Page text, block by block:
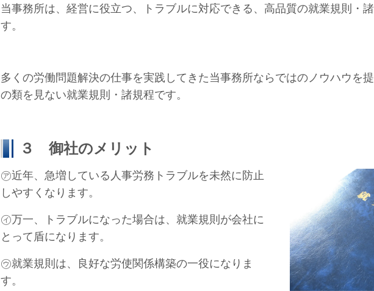
当事務所は、経営に役立つ、トラブルに対応できる、高品質の就業規則・
す。
多くの労働問題解決の仕事を実践してきた当事務所ならではのノウハウを
の類を見ない就業規則・諸規程です。
３ 御社のメリット
㋐近年、急増している人事労務トラブルを未然に防止
しやすくなります。
㋑万一、トラブルになった場合は、就業規則が会社に
とって盾になります。
㋒就業規則は、良好な労使関係構築の一役になりま
す。